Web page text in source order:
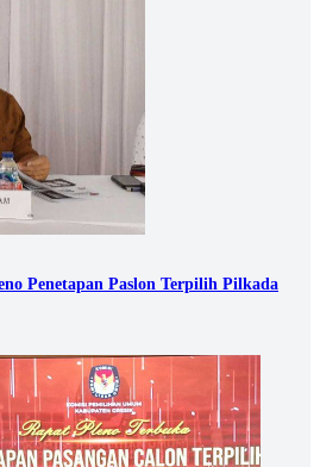
Penetapan Paslon Terpilih Pilkada